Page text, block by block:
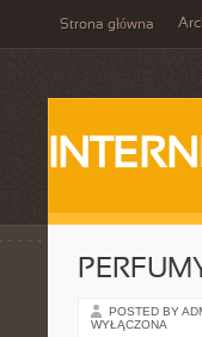
Strona główna
POSTED BY
WYŁĄCZONA